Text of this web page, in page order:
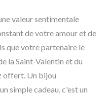
valeur sentimentale
de votre amour et de
que votre partenaire le
la Saint-Valentin et du
offert. Un bijou
simple cadeau, c'est un